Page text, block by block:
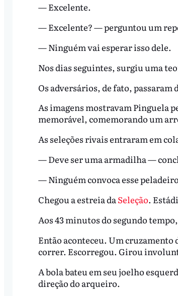
— Excelente.
— Excelente? — perguntou um
— Ninguém vai esperar isso dele.
Nos dias seguintes, surgiu uma
Os adversários, de fato, passaram
As imagens mostravam Pinguela
memorável, comemorando um
As seleções rivais entraram em
— Deve ser uma armadilha —
— Ninguém convoca esse
Chegou a estreia da Seleção.
Aos 43 minutos do segundo
Então aconteceu. Um
correr. Escorregou. Girou
A bola bateu em seu joelho
direção do arqueiro.